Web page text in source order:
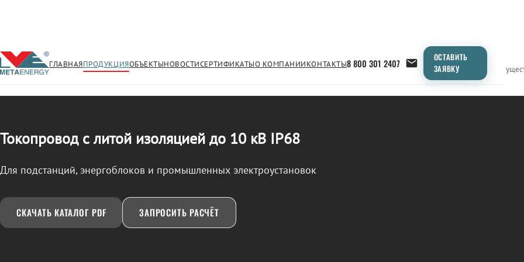
ГЛАВНАЯПРОДУКЦИЯОБЪЕКТЫНОВОСТИСЕРТИФИКАТЫО КОМПАНИИКОНТАКТЫ8 800 301 2407
ОСТАВИТЬ
ЗАЯВКУ
← Продукция/ТОКОПРОВОД Применение Продукция ТипоразмерыСравнение
Токопровод с литой изоляцией до 10 кВ IP68
Для подстанций, энергоблоков и промышленных электроустановок
СКАЧАТЬ КАТАЛОГ PDF ЗАПРОСИТЬ РАСЧЁТ